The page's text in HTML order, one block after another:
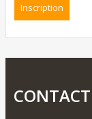
Inscription
CONTACT